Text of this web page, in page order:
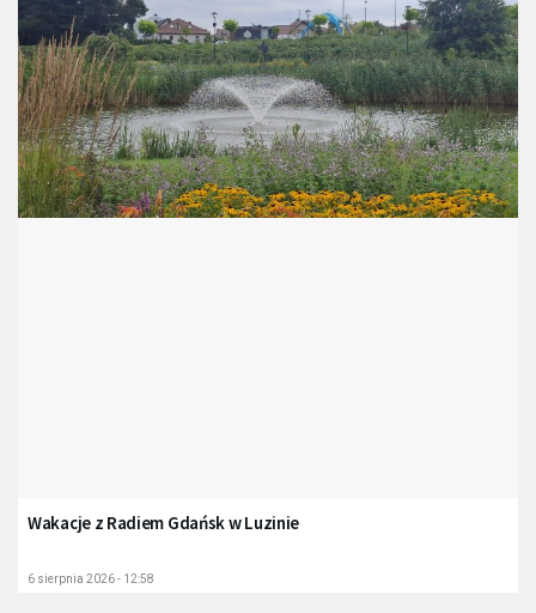
Wakacje z Radiem Gdańsk w Luzinie
6 sierpnia 2026 - 12:58